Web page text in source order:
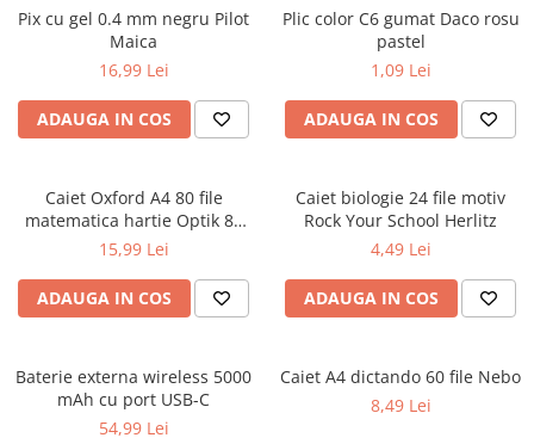
Rucsacuri școlare și casual
Ghiozdane pentru grădinită
Penare
Penare neechipate
Penare tip etui
Acuarele și pensule școlare
Acuarele școlare și Tempera
Pensule școlare
Cărți
Cărți pentru copii
Pix cu gel 0.4 mm negru Pilot
Maica
16,99 Lei
ADAUGA IN COS
Plic color C6 gumat Daco rosu
pastel
1,09 Lei
ADAUGA IN COS
Caiet Oxford A4 80 file
matematica hartie Optik 80
g/mp motiv Teenager
15,99 Lei
ADAUGA IN COS
Caiet biologie 24 file motiv
Rock Your School Herlitz
4,49 Lei
ADAUGA IN COS
Baterie externa wireless 5000
mAh cu port USB-C
54,99 Lei
Caiet A4 dictando 60 file Nebo
8,49 Lei